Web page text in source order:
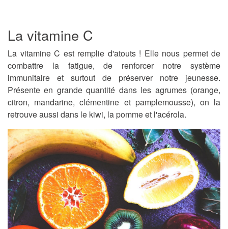
La vitamine C
La vitamine C est remplie d'atouts ! Elle nous permet de
combattre la fatigue, de renforcer notre système
immunitaire et surtout de préserver notre jeunesse.
Présente en grande quantité dans les agrumes (orange,
citron, mandarine, clémentine et pamplemousse), on la
retrouve aussi dans le kiwi, la pomme et l'acérola.